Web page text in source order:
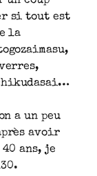
si tout est
la
a un peu
avoir
ans, je